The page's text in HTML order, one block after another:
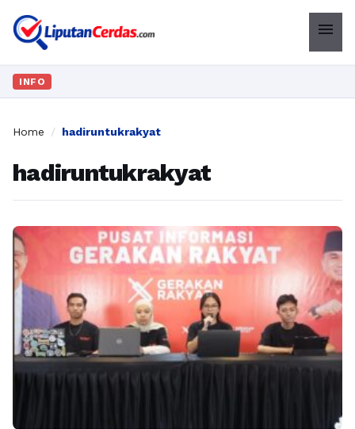
menu
INFO
Home / hadiruntukrakyat
hadiruntukrakyat